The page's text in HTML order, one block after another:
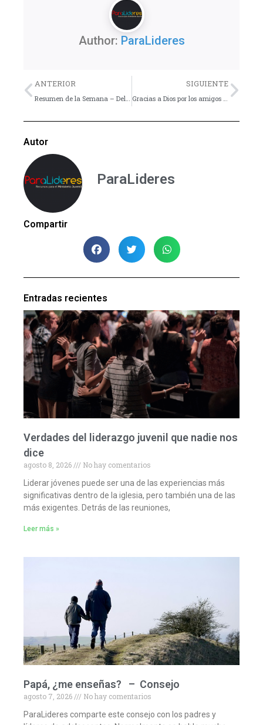
Author: ParaLideres
Previo
ANTERIOR
Resumen de la Semana – Del 22 al 29 de Septiembre
SIGUIENTE
Gracias a Dios por los amigos – Reflexión
Autor
ParaLideres
Compartir
Entradas recientes
Verdades del liderazgo juvenil que nadie nos
dice
agosto 8, 2026
No hay comentarios
Liderar jóvenes puede ser una de las experiencias más
significativas dentro de la iglesia, pero también una de las
más exigentes. Detrás de las reuniones,
Leer más »
Papá, ¿me enseñas? – Consejo
agosto 7, 2026
No hay comentarios
ParaLideres comparte este consejo con los padres y